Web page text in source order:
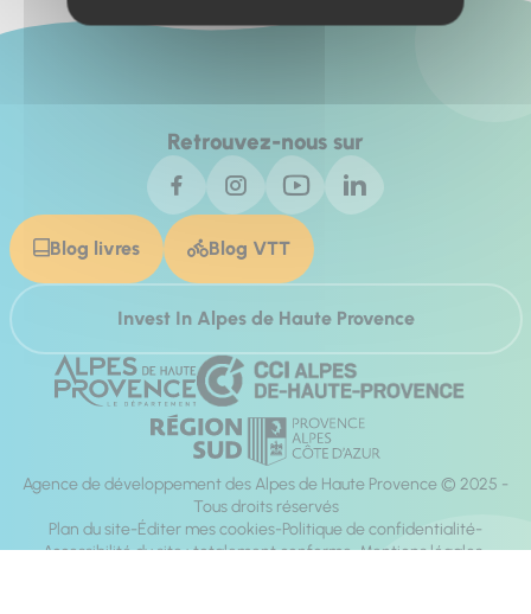
Retrouvez-nous sur
Blog livres Blog VTT
Invest In Alpes de Haute Provence
Agence de développement des Alpes de Haute Provence © 2025 -
Tous droits réservés
Plan du site Éditer mes cookies Politique de confidentialité
Accessibilité du site : totalement conforme Mentions légales